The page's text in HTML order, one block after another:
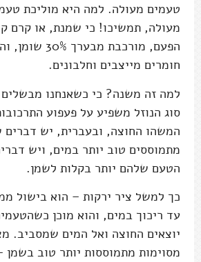
טעמים מעולה. למה היא מוליכת
מעולה, תמשיכו! כי שמנת, או קרם
הפעם, מורכבת
חומרים מייצבים וחלבונים.
למה זה משנה? כי כשאנחנו מבשלים
סוג הנוזל משפיע על פעפוע
המשהו החוצה, ובעברית, יש
מתמוססים טוב יותר במים, ויש
הטעם שלהם יותר בקלות לשמן.
כך למשל ציר ירקות – הוא בישול
עד ריכוך במים, והוא מוכן
יוצאים החוצה ואל המים שמסביב.
מסוימות מתמוססות יותר טוב